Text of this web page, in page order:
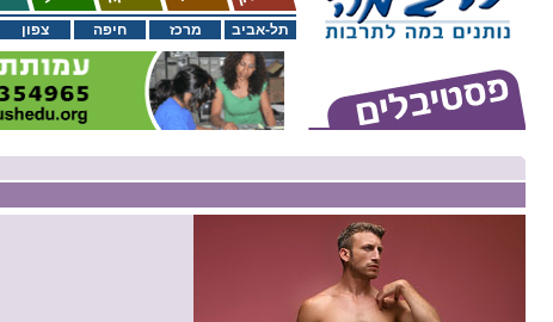
צפון חיפה מרכז תל-אביב